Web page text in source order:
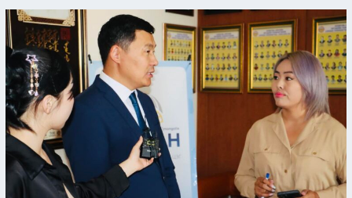
ЦХХХ-
ны
дэд
сайд
Ж.Эрхэмбаатар: